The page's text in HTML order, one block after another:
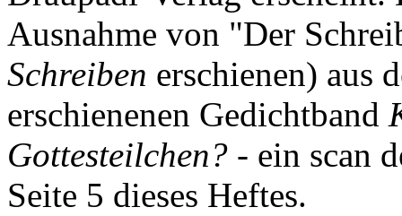
Ausnahme von "Der
Schreiben erschienen) aus
erschienenen Gedichtband
Gottesteilchen? - ein scan
Seite 5 dieses Heftes.